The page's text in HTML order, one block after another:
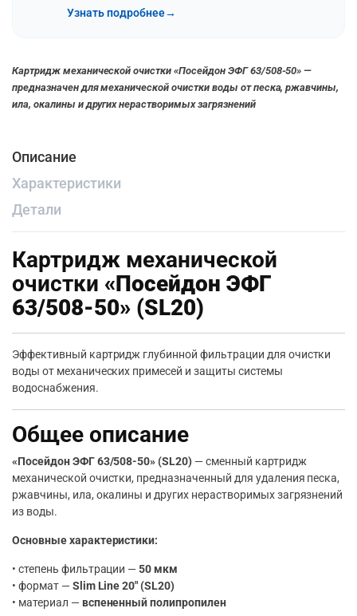
Узнать подробнее→
Картридж механической очистки «Посейдон ЭФГ 63/508-50» —
предназначен для механической очистки воды от песка, ржавчины,
ила, окалины и других нерастворимых загрязнений
Описание
Характеристики
Детали
Картридж механической
очистки «Посейдон ЭФГ
63/508-50» (SL20)
Эффективный картридж глубинной фильтрации для очистки
воды от механических примесей и защиты системы
водоснабжения.
Общее описание
«Посейдон ЭФГ 63/508-50» (SL20) — сменный картридж
механической очистки, предназначенный для удаления песка,
ржавчины, ила, окалины и других нерастворимых загрязнений
из воды.
Основные характеристики:
• степень фильтрации —50 мкм
• формат —Slim Line 20″ (SL20)
• материал — вспененный полипропилен